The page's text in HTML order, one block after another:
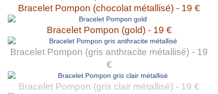
Bracelet Pompon (chocolat métallisé) - 19 €
Bracelet Pompon (gold) - 19 €
Bracelet Pompon (gris anthracite métallisé) - 19
€
Bracelet Pompon (gris clair métallisé) - 19 €